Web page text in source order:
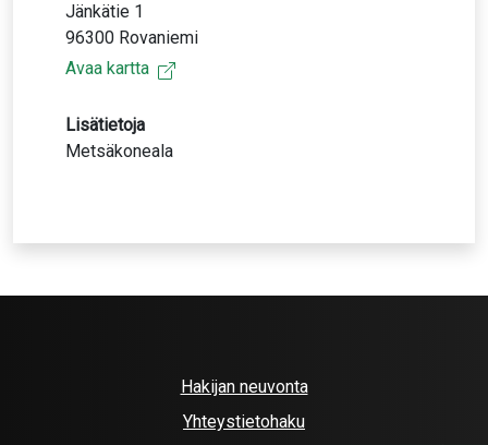
Jänkätie 1
96300 Rovaniemi
Avaa kartta
Lisätietoja
Metsäkoneala
Hakijan neuvonta
Yhteystietohaku